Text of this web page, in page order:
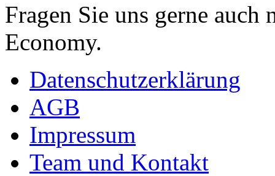
Fragen Sie uns gerne auch
Economy.
Datenschutzerklärung
AGB
Impressum
Team und Kontakt